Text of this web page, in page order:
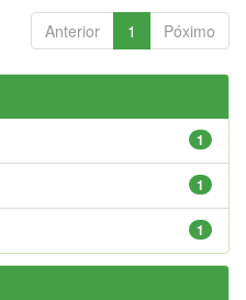
Anterior 1 Póximo
1
1
1